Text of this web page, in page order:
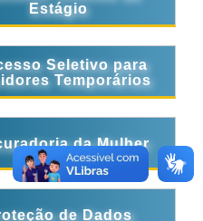
Estágio
Seletivo para
Temporários
da Mulher
de Dados